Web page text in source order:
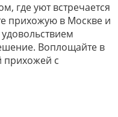
где уют встречается
прихожую в Москве и
Воплощайте в
прихожей с